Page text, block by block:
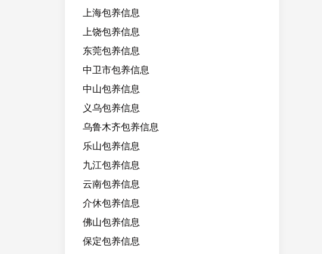
上海包养信息
上饶包养信息
东莞包养信息
中卫市包养信息
中山包养信息
义乌包养信息
乌鲁木齐包养信息
乐山包养信息
九江包养信息
云南包养信息
介休包养信息
佛山包养信息
保定包养信息